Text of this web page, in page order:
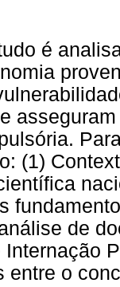
é
(1)
de
entre o